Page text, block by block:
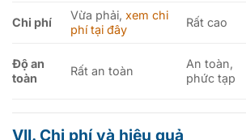
Chi phí
Vừa phải,xem chi
phí tại đây
Rất cao
Độ an
toàn
Rất an toàn
An toàn,
phức tạp
VII. Chi phí và hiệu quả